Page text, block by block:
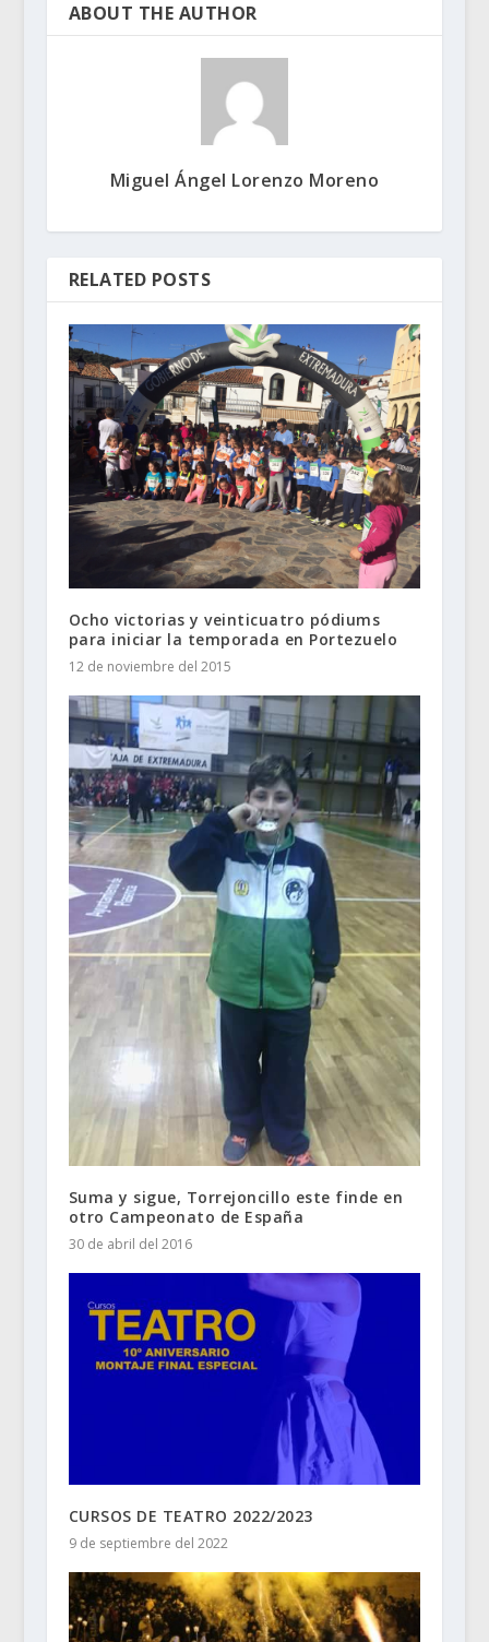
ABOUT THE AUTHOR
Miguel Ángel Lorenzo Moreno
RELATED POSTS
Ocho victorias y veinticuatro pódiums
para iniciar la temporada en Portezuelo
12 de noviembre del 2015
Suma y sigue, Torrejoncillo este finde en
otro Campeonato de España
30 de abril del 2016
CURSOS DE TEATRO 2022/2023
9 de septiembre del 2022